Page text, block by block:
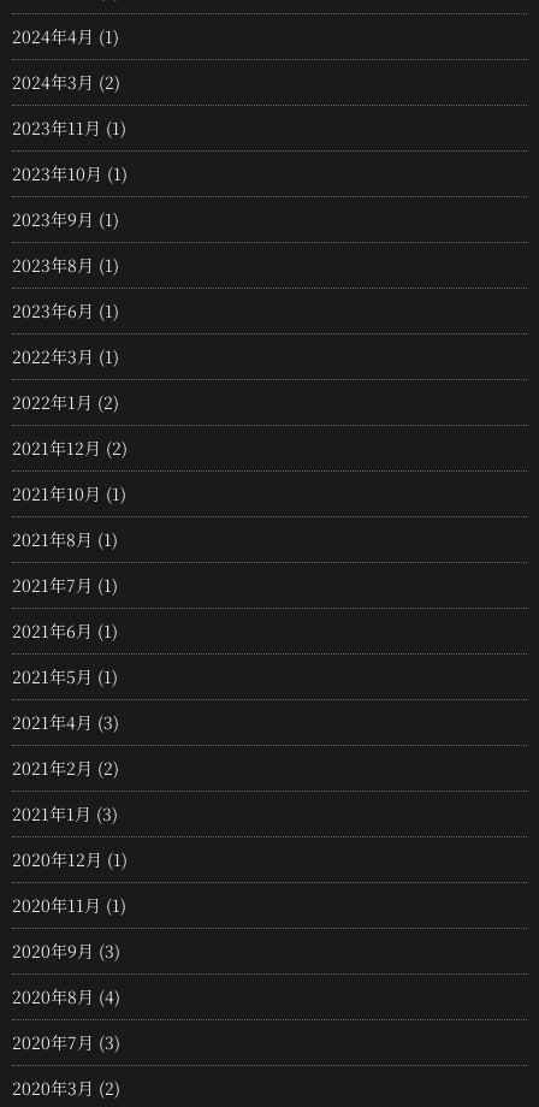
2024年4月 (1)
2024年3月 (2)
2023年11月 (1)
2023年10月 (1)
2023年9月 (1)
2023年8月 (1)
2023年6月 (1)
2022年3月 (1)
2022年1月 (2)
2021年12月 (2)
2021年10月 (1)
2021年8月 (1)
2021年7月 (1)
2021年6月 (1)
2021年5月 (1)
2021年4月 (3)
2021年2月 (2)
2021年1月 (3)
2020年12月 (1)
2020年11月 (1)
2020年9月 (3)
2020年8月 (4)
2020年7月 (3)
2020年3月 (2)